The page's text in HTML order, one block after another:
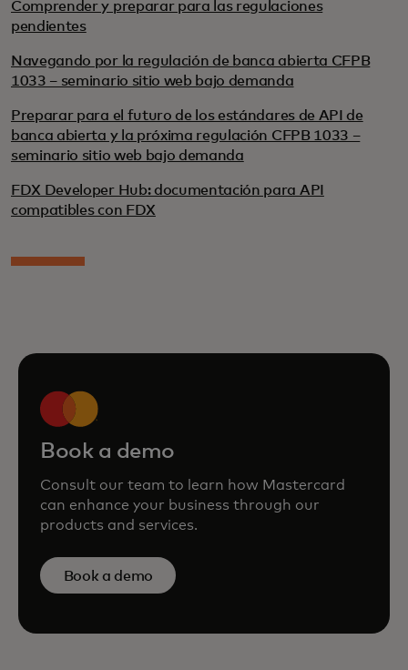
Comprender y preparar para las regulaciones
pendientes
Navegando por la regulación de banca abierta CFPB
1033 – seminario sitio web bajo demanda
Preparar para el futuro de los estándares de API de
banca abierta y la próxima regulación CFPB 1033 –
seminario sitio web bajo demanda
FDX Developer Hub: documentación para API
compatibles con FDX
Book a demo
Consult our team to learn how Mastercard
can enhance your business through our
products and services.
Book a demo